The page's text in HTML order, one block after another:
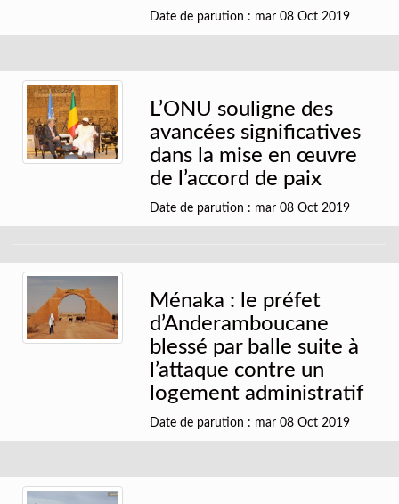
Date de parution : mar 08 Oct 2019
L’ONU souligne des
avancées significatives
dans la mise en œuvre
de l’accord de paix
Date de parution : mar 08 Oct 2019
Ménaka : le préfet
d’Anderamboucane
blessé par balle suite à
l’attaque contre un
logement administratif
Date de parution : mar 08 Oct 2019